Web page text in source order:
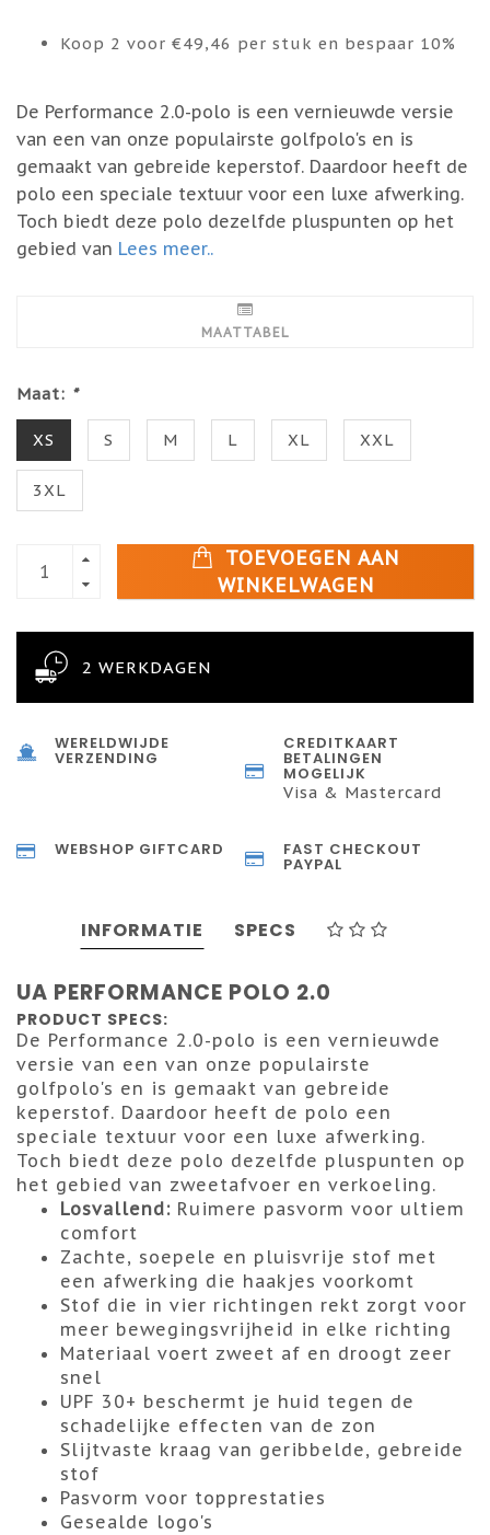
Koop 2 voor €49,46 per stuk en bespaar 10%
De Performance 2.0-polo is een vernieuwde versie
van een van onze populairste golfpolo's en is
gemaakt van gebreide keperstof. Daardoor heeft de
polo een speciale textuur voor een luxe afwerking.
Toch biedt deze polo dezelfde pluspunten op het
gebied van Lees meer..
MAATTABEL
Maat: *
XS S M L XL XXL
3XL
TOEVOEGEN AAN
WINKELWAGEN
2 WERKDAGEN
WERELDWIJDE
VERZENDING
CREDITKAART
BETALINGEN
MOGELIJK
Visa & Mastercard
WEBSHOP GIFTCARD FAST CHECKOUT
PAYPAL
INFORMATIE SPECS
UA PERFORMANCE POLO 2.0
PRODUCT SPECS:
De Performance 2.0-polo is een vernieuwde
versie van een van onze populairste
golfpolo's en is gemaakt van gebreide
keperstof. Daardoor heeft de polo een
speciale textuur voor een luxe afwerking.
Toch biedt deze polo dezelfde pluspunten op
het gebied van zweetafvoer en verkoeling.
Losvallend: Ruimere pasvorm voor ultiem
comfort
Zachte, soepele en pluisvrije stof met
een afwerking die haakjes voorkomt
Stof die in vier richtingen rekt zorgt voor
meer bewegingsvrijheid in elke richting
Materiaal voert zweet af en droogt zeer
snel
UPF 30+ beschermt je huid tegen de
schadelijke effecten van de zon
Slijtvaste kraag van geribbelde, gebreide
stof
Pasvorm voor topprestaties
Gesealde logo's